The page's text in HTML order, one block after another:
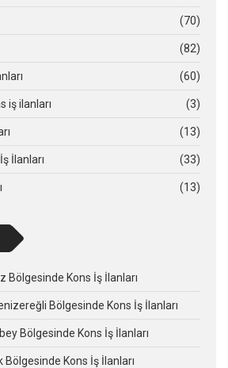
(70)
(82)
(60)
iş ilanları (3)
(13)
İlanları (33)
(13)
Bölgesinde Kons İş İlanları
Bölgesinde Kons İş İlanları
Bölgesinde Kons İş İlanları
Kons İş İlanları